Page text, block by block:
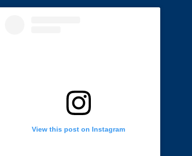
View this post on Instagram